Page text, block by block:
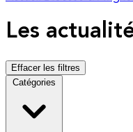
Les
Effacer les filtres
Catégories